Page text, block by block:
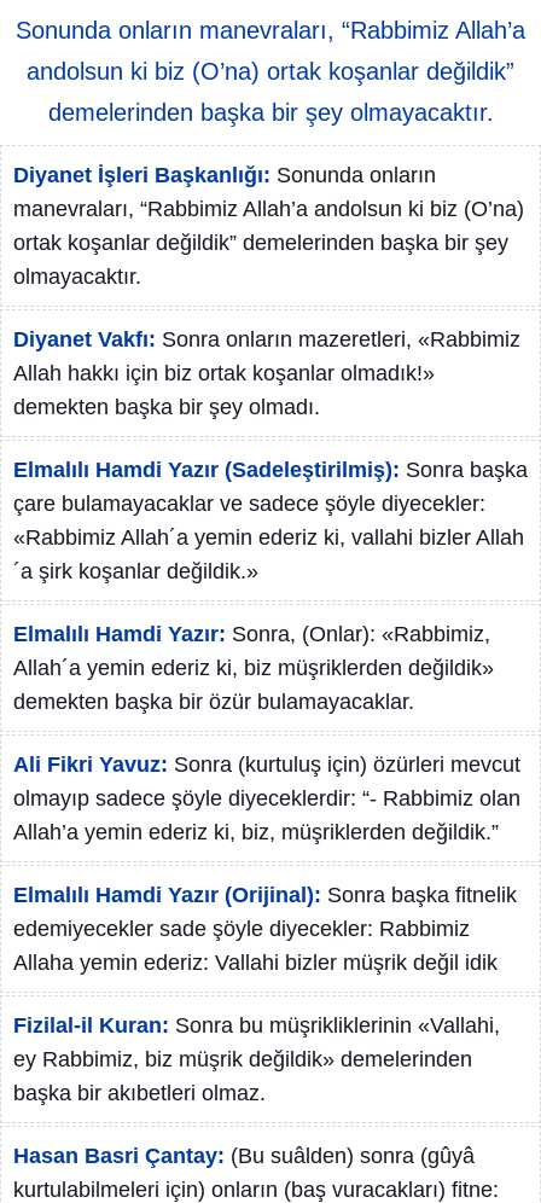
Sonunda onların manevraları, “Rabbimiz Allah’a
andolsun ki biz (O’na) ortak koşanlar değildik”
demelerinden başka bir şey olmayacaktır.
Diyanet İşleri Başkanlığı: Sonunda onların
manevraları, “Rabbimiz Allah’a andolsun ki biz (O’na)
ortak koşanlar değildik” demelerinden başka bir şey
olmayacaktır.
Diyanet Vakfı: Sonra onların mazeretleri, «Rabbimiz
Allah hakkı için biz ortak koşanlar olmadık!»
demekten başka bir şey olmadı.
Elmalılı Hamdi Yazır (Sadeleştirilmiş): Sonra başka
çare bulamayacaklar ve sadece şöyle diyecekler:
«Rabbimiz Allah´a yemin ederiz ki, vallahi bizler Allah
´a şirk koşanlar değildik.»
Elmalılı Hamdi Yazır: Sonra, (Onlar): «Rabbimiz,
Allah´a yemin ederiz ki, biz müşriklerden değildik»
demekten başka bir özür bulamayacaklar.
Ali Fikri Yavuz: Sonra (kurtuluş için) özürleri mevcut
olmayıp sadece şöyle diyeceklerdir: “- Rabbimiz olan
Allah’a yemin ederiz ki, biz, müşriklerden değildik.”
Elmalılı Hamdi Yazır (Orijinal): Sonra başka fitnelik
edemiyecekler sade şöyle diyecekler: Rabbimiz
Allaha yemin ederiz: Vallahi bizler müşrik değil idik
Fizilal-il Kuran: Sonra bu müşrikliklerinin «Vallahi,
ey Rabbimiz, biz müşrik değildik» demelerinden
başka bir akıbetleri olmaz.
Hasan Basri Çantay: (Bu suâlden) sonra (gûyâ
kurtulabilmeleri için) onların (baş vuracakları) fitne: